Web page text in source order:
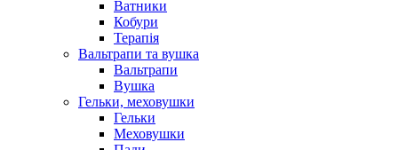
Ватники
Кобури
Терапія
Вальтрапи та вушка
Вальтрапи
Вушка
Гельки, меховушки
Гельки
Меховушки